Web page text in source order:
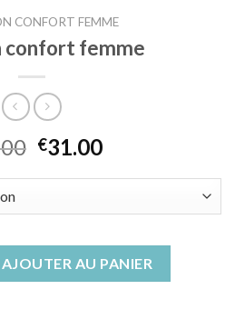
CONFORT FEMME
confort femme
€31.00
AJOUTER AU PANIER